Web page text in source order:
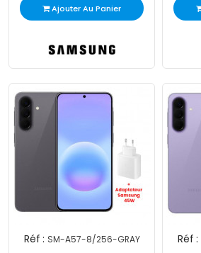
Ajouter Au Panier
Réf : SM-A57-8/256-GRAY Réf :